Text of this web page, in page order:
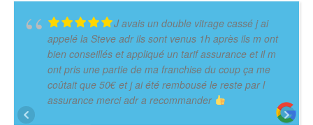
J avais un double vitrage cassé j ai
appelé la Steve adr ils sont venus 1h après ils m ont
bien conseillés et appliqué un tarif assurance et il m
ont pris une partie de ma franchise du coup ça me
coûtait que 50€ et j ai été rembousé le reste par l
assurance merci adr a recommander